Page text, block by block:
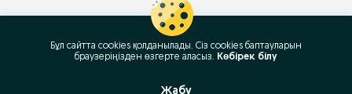
Бұл сайтта cookies қолданылады. Сіз cookies баптауларын
браузеріңізден өзгерте аласыз. Көбірек білу
Жабу